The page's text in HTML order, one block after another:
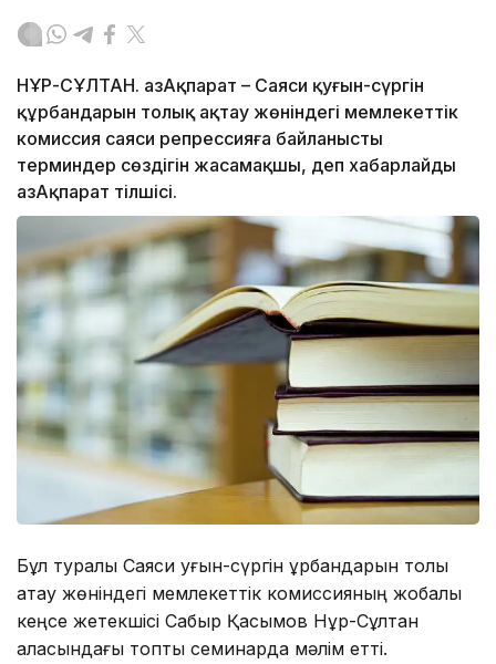
НҰР-СҰЛТАН. ҚазАқпарат – Саяси қуғын-сүргін
құрбандарын толық ақтау жөніндегі мемлекеттік
комиссия саяси репрессияға байланысты
терминдер сөздігін жасамақшы, деп хабарлайды
ҚазАқпарат тілшісі.
Бұл туралы Саяси қуғын-сүргін құрбандарын толық
ақтау жөніндегі мемлекеттік комиссияның жобалық
кеңсе жетекшісі Сабыр Қасымов Нұр-Сұлтан
қаласындағы топтық семинарда мәлім етті.